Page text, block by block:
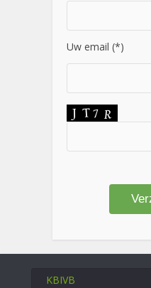
Uw email (*)
KBIVB